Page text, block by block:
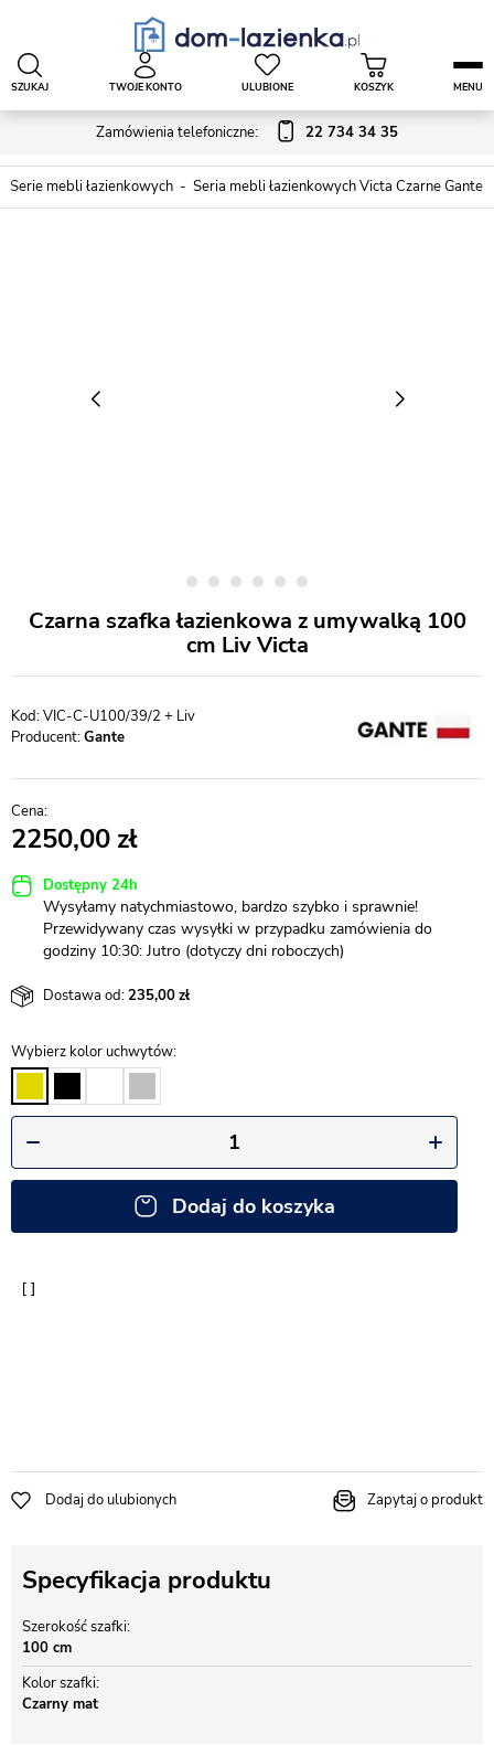
Zamówienia telefoniczne: 22 734 34 35
SZUKAJ TWOJE KONTO ULUBIONE KOSZYK MENU
Serie mebli łazienkowych Seria mebli łazienkowych Victa Czarne Gante
Czarna szafka łazienkowa z umywalką 100
cm Liv Victa
VIC-C-U100/39/2 + Liv
Producent:Gante
2250,00
Dostępny 24h
Wysyłamy natychmiastowo, bardzo szybko i sprawnie!
Przewidywany czas wysyłki w przypadku zamówienia do
godziny 10:30: Jutro (dotyczy dni roboczych)
Dostawa od:235,00
Wybierz kolor uchwytów
Dodaj do koszyka
Dodaj do ulubionych Zapytaj o produkt
Specyfikacja produktu
Szerokość szafki
100 cm
Kolor szafki
Czarny mat